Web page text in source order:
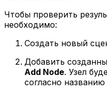
Чтобы проверить
необходимо:
Создать новый
Добавить
Add Node. Узел
согласно